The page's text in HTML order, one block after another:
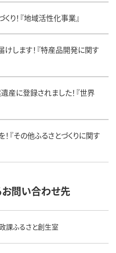
り！『地域活性化事業』
します！『特産品開発に関す
産に登録されました！『世界
『その他ふるさとづくりに関す
お問い合わせ先
課ふるさと創生室